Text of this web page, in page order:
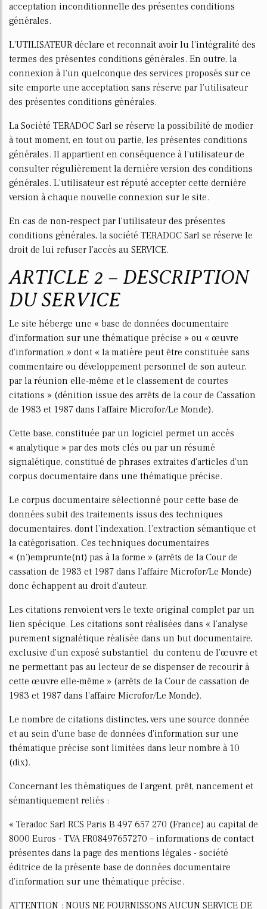
acceptation inconditionnelle des présentes conditions
générales.
L'UTILISATEUR déclare et reconnaît avoir lu l'intégralité des
termes des présentes conditions générales. En outre, la
connexion à l’un quelconque des services proposés sur ce
site emporte une acceptation sans réserve par l’utilisateur
des présentes conditions générales.
La Société TERADOC Sarl se réserve la possibilité de modifier
à tout moment, en tout ou partie, les présentes conditions
générales. Il appartient en conséquence à l'utilisateur de
consulter régulièrement la dernière version des conditions
générales. L'utilisateur est réputé accepter cette dernière
version à chaque nouvelle connexion sur le site.
En cas de non-respect par l'utilisateur des présentes
conditions générales, la société TERADOC Sarl se réserve le
droit de lui refuser l'accès au SERVICE.
ARTICLE 2 – DESCRIPTION
DU SERVICE
Le site héberge une « base de données documentaire
d’information sur une thématique précise » ou « œuvre
d’information » dont « la matière peut être constituée sans
commentaire ou développement personnel de son auteur,
par la réunion elle-même et le classement de courtes
citations » (définition issue des arrêts de la cour de Cassation
de 1983 et 1987 dans l’affaire Microfor/Le Monde).
Cette base, constituée par un logiciel permet un accès
« analytique » par des mots clés ou par un résumé
signalétique, constitué de phrases extraites d’articles d’un
corpus documentaire dans une thématique précise.
Le corpus documentaire sélectionné pour cette base de
données subit des traitements issus des techniques
documentaires, dont l’indexation, l’extraction sémantique et
la catégorisation. Ces techniques documentaires
« (n’)emprunte(nt) pas à la forme » (arrêts de la Cour de
cassation de 1983 et 1987 dans l’affaire Microfor/Le Monde)
donc échappent au droit d’auteur.
Les citations renvoient vers le texte original complet par un
lien spécifique. Les citations sont réalisées dans « l’analyse
purement signalétique réalisée dans un but documentaire,
exclusive d’un exposé substantiel du contenu de l’œuvre et
ne permettant pas au lecteur de se dispenser de recourir à
cette œuvre elle-même » (arrêts de la Cour de cassation de
1983 et 1987 dans l’affaire Microfor/Le Monde).
Le nombre de citations distinctes, vers une source donnée
et au sein d’une base de données d’information sur une
thématique précise sont limitées dans leur nombre à 10
(dix).
Concernant les thématiques de l’argent, prêt, financement et
sémantiquement reliés :
« Teradoc Sarl RCS Paris B 497 657 270 (France) au capital de
8000 Euros - TVA FR08497657270 – informations de contact
présentes dans la page des mentions légales - société
éditrice de la présente base de données documentaire
d’information sur une thématique précise.
ATTENTION : NOUS NE FOURNISSONS AUCUN SERVICE DE